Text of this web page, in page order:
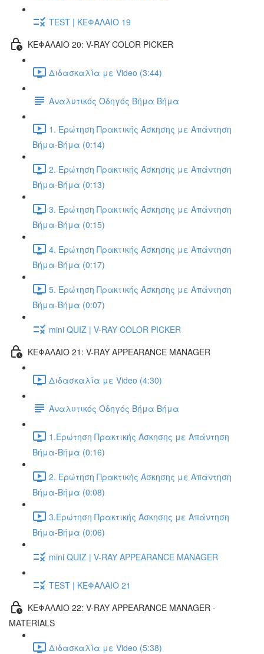
TEST | ΚΕΦΑΛΑΙΟ 19
ΚΕΦΑΛΑΙΟ 20: V-RAY COLOR PICKER
Διδασκαλία με Video (3:44)
Αναλυτικός Οδηγός Βήμα Βήμα
1. Ερώτηση Πρακτικής Άσκησης με Απάντηση
Βήμα-Βήμα (0:14)
2. Ερώτηση Πρακτικής Άσκησης με Απάντηση
Βήμα-Βήμα (0:13)
3. Ερώτηση Πρακτικής Άσκησης με Απάντηση
Βήμα-Βήμα (0:15)
4. Ερώτηση Πρακτικής Άσκησης με Απάντηση
Βήμα-Βήμα (0:17)
5. Ερώτηση Πρακτικής Άσκησης με Απάντηση
Βήμα-Βήμα (0:07)
mini QUIZ | V-RAY COLOR PICKER
ΚΕΦΑΛΑΙΟ 21: V-RAY APPEARANCE MANAGER
Διδασκαλία με Video (4:30)
Αναλυτικός Οδηγός Βήμα Βήμα
1.Ερώτηση Πρακτικής Άσκησης με Απάντηση
Βήμα-Βήμα (0:16)
2. Ερώτηση Πρακτικής Άσκησης με Απάντηση
Βήμα-Βήμα (0:08)
3.Ερώτηση Πρακτικής Άσκησης με Απάντηση
Βήμα-Βήμα (0:06)
mini QUIZ | V-RAY APPEARANCE MANAGER
TEST | ΚΕΦΑΛΑΙΟ 21
ΚΕΦΑΛΑΙΟ 22: V-RAY APPEARANCE MANAGER -
MATERIALS
Διδασκαλία με Video (5:38)